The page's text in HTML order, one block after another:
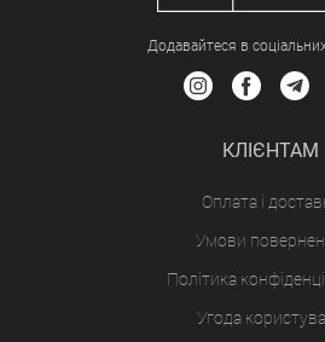
Додавайтеся в
КЛІЄНТАМ
Оплата і
Умови
Політика
Угода